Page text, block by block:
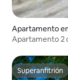
Apartamento
Apartamento 2
Superanfitrión
Superanfitrión